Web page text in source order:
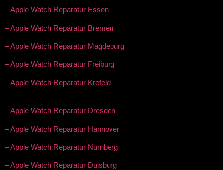
– Apple Watch Reparatur Essen
– Apple Watch Reparatur Bremen
– Apple Watch Reparatur Magdeburg
– Apple Watch Reparatur Freiburg
– Apple Watch Reparatur Krefeld
– Apple Watch Reparatur Dresden
– Apple Watch Reparatur Hannover
– Apple Watch Reparatur Nürnberg
– Apple Watch Reparatur Duisburg